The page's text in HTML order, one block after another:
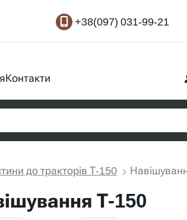
+38(097) 031-99-21
Контакти
до тракторів Т-150
Т-150